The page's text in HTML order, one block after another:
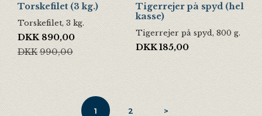
Torskefilet (3 kg.)
Torskefilet, 3 kg.
DKK990,00
Den oprindelige pris var: DKK990,00.
DKK 890,00
Den aktuelle pris er: DKK890,00.
Tigerrejer på spyd (hel
kasse)
Tigerrejer på spyd, 800 g.
DKK185,00
1 2 >